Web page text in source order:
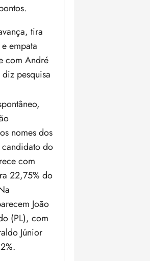
nomes dos
candidato do
com
22,75% do
João
(PL), com
Júnior